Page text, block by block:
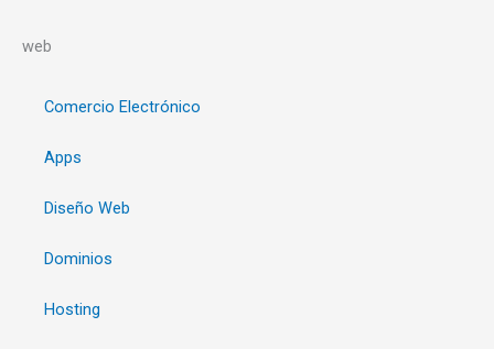
web
Comercio Electrónico
Apps
Diseño Web
Dominios
Hosting